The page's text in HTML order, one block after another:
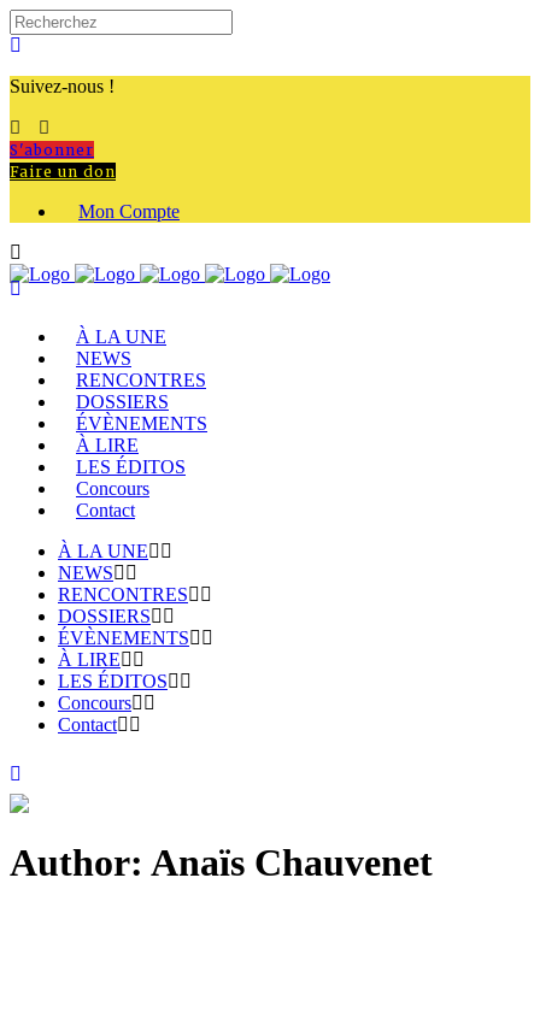
Suivez-nous !
S'abonner
Faire un don
Mon Compte
À LA UNE
NEWS
RENCONTRES
DOSSIERS
ÉVÈNEMENTS
À LIRE
LES ÉDITOS
Concours
Contact
À LA UNE
NEWS
RENCONTRES
DOSSIERS
ÉVÈNEMENTS
À LIRE
LES ÉDITOS
Concours
Contact
Author: Anaïs Chauvenet